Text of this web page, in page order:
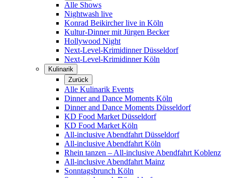
Alle Shows
Nightwash live
Konrad Beikircher live in Köln
Kultur-Dinner mit Jürgen Becker
Hollywood Night
Next-Level-Krimidinner Düsseldorf
Next-Level-Krimidinner Köln
Kulinarik
Zurück
Alle Kulinarik Events
Dinner and Dance Moments Köln
Dinner and Dance Moments Düsseldorf
KD Food Market Düsseldorf
KD Food Market Köln
All-inclusive Abendfahrt Düsseldorf
All-inclusive Abendfahrt Köln
Rhein tanzen – All-inclusive Abendfahrt Koblenz
All-inclusive Abendfahrt Mainz
Sonntagsbrunch Köln